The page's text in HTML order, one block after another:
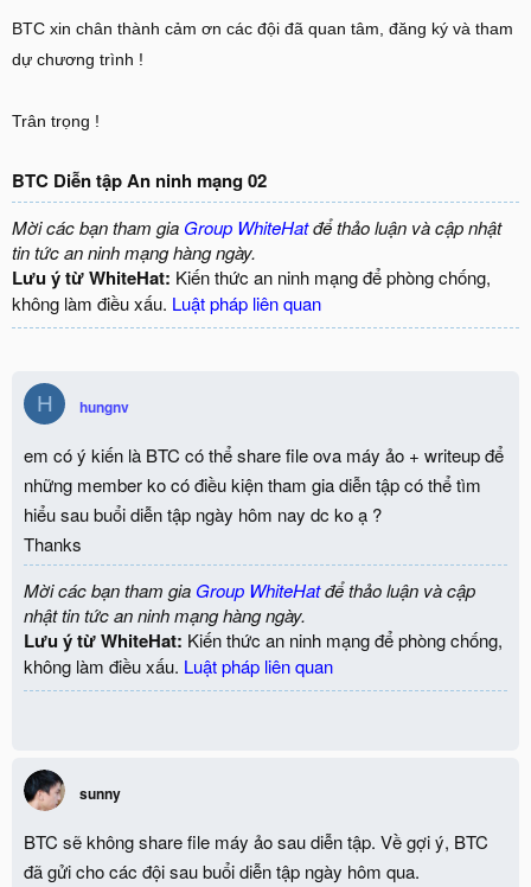
BTC xin chân thành cảm ơn các đội đã quan tâm, đăng ký và tham
dự chương trình !
Trân trọng !
BTC Diễn tập An ninh mạng 02
Mời các bạn tham gia Group WhiteHatđể thảo luận và cập nhật
tin tức an ninh mạng hàng ngày.
Lưu ý từ WhiteHat: Kiến thức an ninh mạng để phòng chống,
không làm điều xấu. Luật pháp liên quan
H hungnv
em có ý kiến là BTC có thể share file ova máy ảo + writeup để
những member ko có điều kiện tham gia diễn tập có thể tìm
hiểu sau buổi diễn tập ngày hôm nay dc ko ạ ?
Thanks
Mời các bạn tham gia Group WhiteHatđể thảo luận và cập
nhật tin tức an ninh mạng hàng ngày.
Lưu ý từ WhiteHat: Kiến thức an ninh mạng để phòng chống,
không làm điều xấu. Luật pháp liên quan
sunny
BTC sẽ không share file máy ảo sau diễn tập. Về gợi ý, BTC
đã gửi cho các đội sau buổi diễn tập ngày hôm qua.